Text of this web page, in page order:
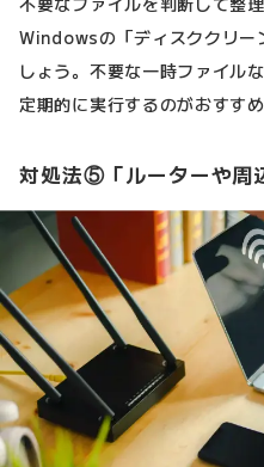
Windowsの「ディスククリー
しょう。不要な一時ファイル
定期的に実行するのがおすすめ
対処法⑤「ルーターや周